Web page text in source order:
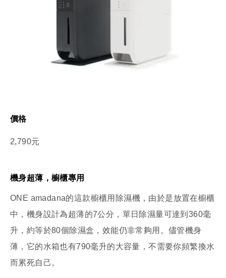
價格
2,790元
機身超薄，櫥櫃專用
ONE amadana的這款櫥櫃用除濕機，由於是放置在櫥櫃
中，機身設計為超薄的7公分，單日除濕量可達到360毫
升，約等於80個除濕盒，效能仍非常夠用。儘管機身
薄，它的水箱也有790毫升的大容量，不需要你頻繁換水
而累死自己。